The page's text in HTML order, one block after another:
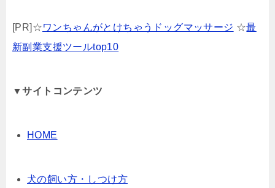
[PR]☆ワンちゃんがとけちゃうドッグマッサージ ☆最
新副業支援ツールtop10
▼サイトコンテンツ
HOME
犬の飼い方・しつけ方